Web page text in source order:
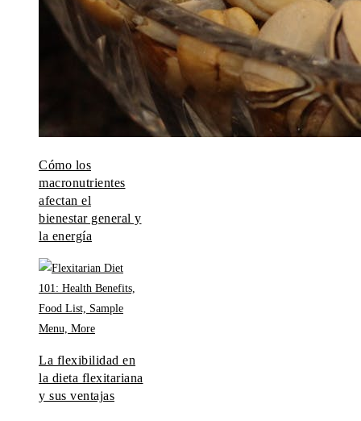
Cómo los
macronutrientes
afectan el
bienestar general y
la energía
La flexibilidad en
la dieta flexitariana
y sus ventajas